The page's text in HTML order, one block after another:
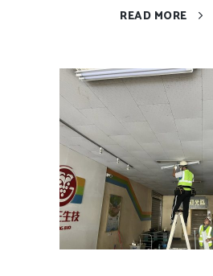
READ MORE